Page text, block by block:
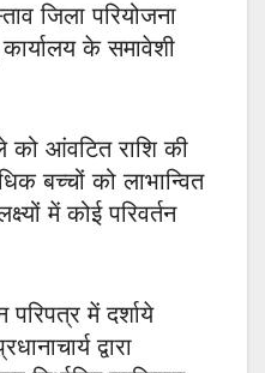
जिला परियोजना
के समावेशी
को आंवटित राशि की
बच्चों को लाभान्वित
में कोई परिवर्तन
परिपत्र में दर्शाये
द्वारा